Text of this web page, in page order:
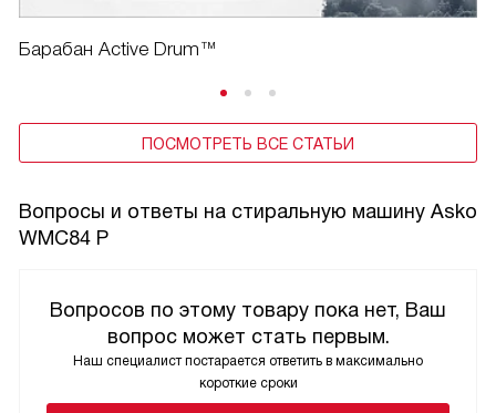
Барабан Active Drum™
ПОСМОТРЕТЬ ВСЕ СТАТЬИ
Вопросы и ответы на стиральную машину Asko
WMC84 P
Вопросов по этому товару пока нет, Ваш
вопрос может стать первым.
Наш специалист постарается ответить в максимально
короткие сроки